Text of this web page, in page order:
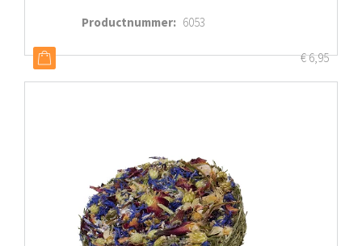
Productnummer: 6053
€6,95